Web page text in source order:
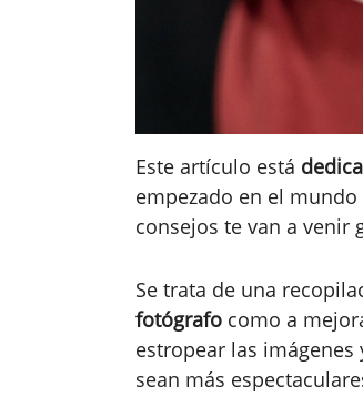
Este artículo está
empezado en el
consejos te van a venir
Se trata de una
fotógrafo como a
estropear las
sean más